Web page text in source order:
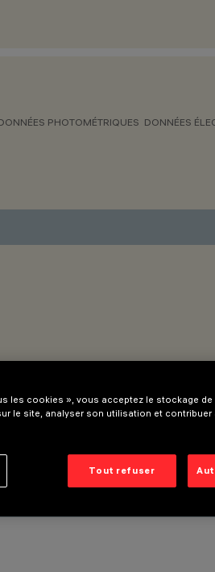
PHOTOMÉTRIQUES DONNÉES
les cookies », vous acceptez le stockage
le site, analyser son utilisation et
Tout refuser